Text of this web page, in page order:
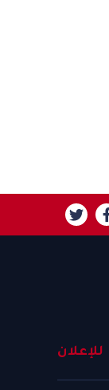
للإعلان